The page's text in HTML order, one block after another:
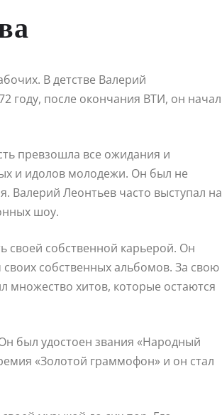
В детстве Валерий
году, после окончания ВТИ, он начал
превзошла все ожидания и
и идолов молодежи. Он был не
Леонтьев часто выступал на
шоу.
своей собственной карьерой. Он
собственных альбомов. За свою
множество хитов, которые остаются
был удостоен звания «Народный
«Золотой граммофон» и он стал